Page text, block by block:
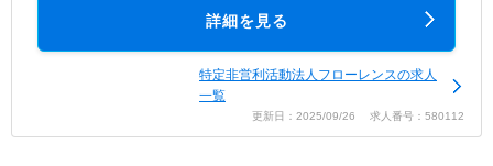
詳細を見る
特定非営利活動法人フローレンスの求人
一覧
更新日：2025/09/26 求人番号：580112